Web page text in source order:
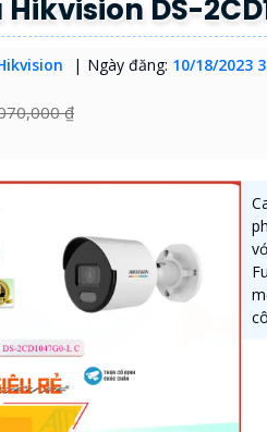
DS-
Ngày đăng: 10/18/2023
₫